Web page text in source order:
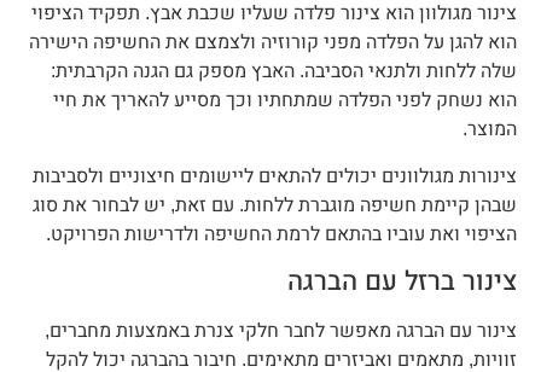
צינור מגולוון הוא צינור פלדה שעליו שכבת אבץ. תפקיד הציפוי
הוא להגן על הפלדה מפני קורוזיה ולצמצם את החשיפה הישירה
שלה ללחות ולתנאי הסביבה. האבץ מספק גם הגנה הקרבתית:
הוא נשחק לפני הפלדה שמתחתיו וכך מסייע להאריך את חיי
המוצר.
צינורות מגולוונים יכולים להתאים ליישומים חיצוניים ולסביבות
שבהן קיימת חשיפה מוגברת ללחות. עם זאת, יש לבחור את סוג
הציפוי ואת עוביו בהתאם לרמת החשיפה ולדרישות הפרויקט.
צינור ברזל עם הברגה
צינור עם הברגה מאפשר לחבר חלקי צנרת באמצעות מחברים,
זוויות, מתאמים ואביזרים מתאימים. חיבור בהברגה יכול להקל